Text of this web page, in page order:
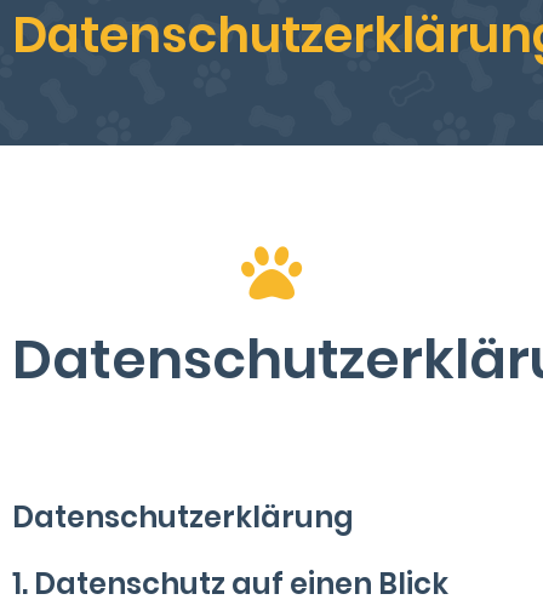
Datenschutzerklärung
1. Datenschutz auf einen Blick